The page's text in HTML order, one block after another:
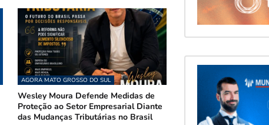
AGORA MATO GROSSO DO SUL
Wesley Moura Defende Medidas de
Proteção ao Setor Empresarial Diante
das Mudanças Tributárias no Brasil